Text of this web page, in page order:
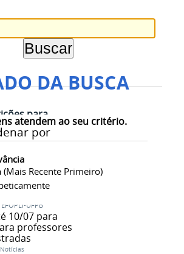
DA BUSCA
atendem ao seu critério.
por
(mais Recente Primeiro)
para
de bolsistas e
—última modificação
,Programa EFOPLI
Bolsa de Iniciação à
EFOPLI-UFPB
10/07 para
professores
Notícias